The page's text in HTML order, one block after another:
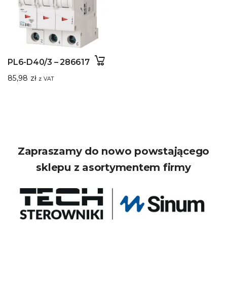
PL6-D40/3 – 286617
85,98 zł z VAT
Zapraszamy do nowo powstającego
sklepu z asortymentem firmy